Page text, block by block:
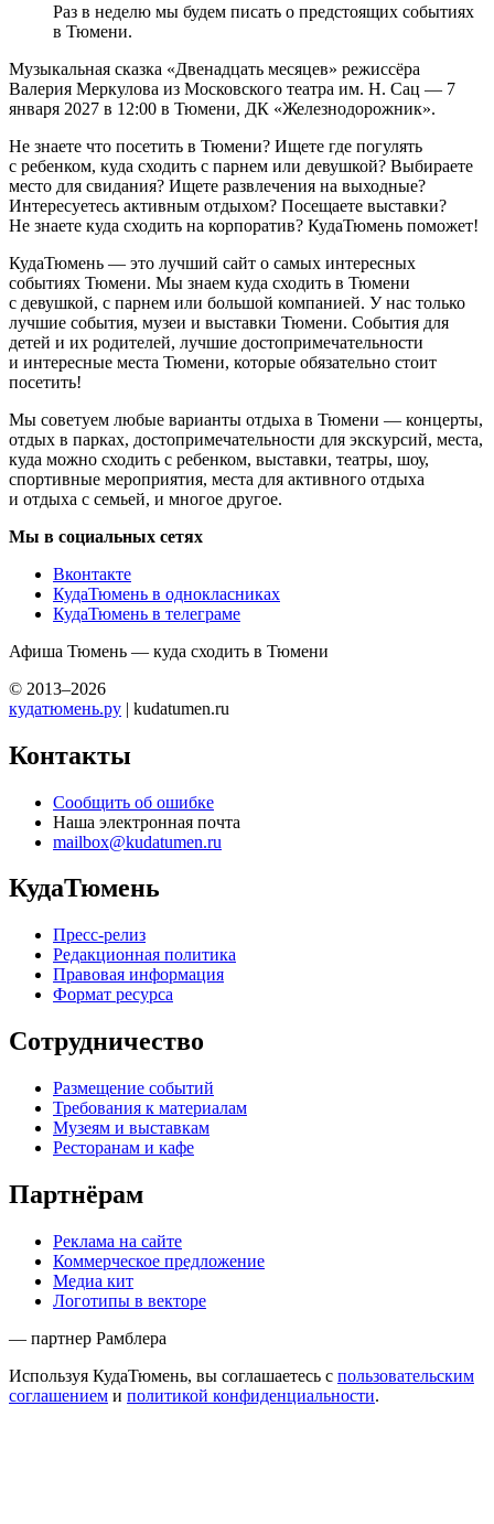
Раз в неделю мы будем писать о предстоящих событиях
в Тюмени.
Музыкальная сказка «Двенадцать месяцев» режиссёра
Валерия Меркулова из Московского театра им. Н. Сац — 7
января 2027 в 12:00 в Тюмени, ДК «Железнодорожник».
Не знаете что посетить в Тюмени? Ищете где погулять
с ребенком, куда сходить с парнем или девушкой? Выбираете
место для свидания? Ищете развлечения на выходные?
Интересуетесь активным отдыхом? Посещаете выставки?
Не знаете куда сходить на корпоратив? КудаТюмень поможет!
КудаТюмень — это лучший сайт о самых интересных
событиях Тюмени. Мы знаем куда сходить в Тюмени
с девушкой, с парнем или большой компанией. У нас только
лучшие события, музеи и выставки Тюмени. События для
детей и их родителей, лучшие достопримечательности
и интересные места Тюмени, которые обязательно стоит
посетить!
Мы советуем любые варианты отдыха в Тюмени — концерты,
отдых в парках, достопримечательности для экскурсий, места,
куда можно сходить с ребенком, выставки, театры, шоу,
спортивные мероприятия, места для активного отдыха
и отдыха с семьей, и многое другое.
Мы в социальных сетях
Вконтакте
КудаТюмень в однокласниках
КудаТюмень в телеграме
Афиша Тюмень — куда сходить в Тюмени
© 2013–2026
кудатюмень.ру | kudatumen.ru
Контакты
Сообщить об ошибке
Наша электронная почта
mailbox@kudatumen.ru
КудаТюмень
Пресс-релиз
Редакционная политика
Правовая информация
Формат ресурса
Сотрудничество
Размещение событий
Требования к материалам
Музеям и выставкам
Ресторанам и кафе
Партнёрам
Реклама на сайте
Коммерческое предложение
Медиа кит
Логотипы в векторе
— партнер Рамблера
Используя КудаТюмень, вы соглашаетесь с пользовательским
соглашением и политикой конфиденциальности.